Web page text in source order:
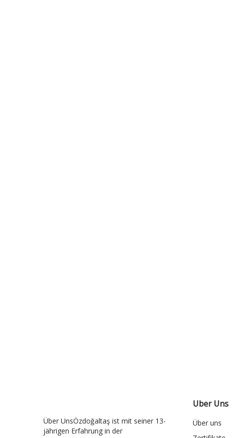
Über UnsÖzdoğaltaş ist mit seiner 13-
jährigen Erfahrung in der
Uber Uns
Über uns